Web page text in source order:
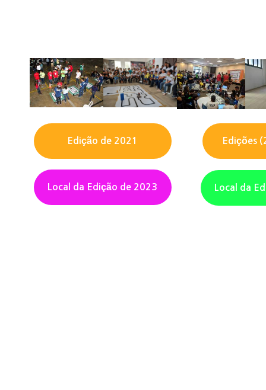
Edições
Edição de 2021
Local da
Local da Edição de 2023